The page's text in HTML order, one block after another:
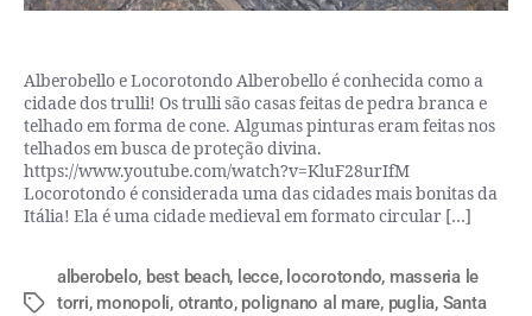
Alberobello e Locorotondo Alberobello é conhecida como a
cidade dos trulli! Os trulli são casas feitas de pedra branca e
telhado em forma de cone. Algumas pinturas eram feitas nos
telhados em busca de proteção divina.
https://www.youtube.com/watch?v=KluF28urIfM
Locorotondo é considerada uma das cidades mais bonitas da
Itália! Ela é uma cidade medieval em formato circular […]
alberobelo, best beach, lecce, locorotondo, masseria le
torri, monopoli, otranto, polignano al mare, puglia, Santa